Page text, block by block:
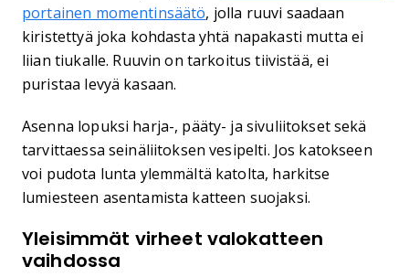
portainen momentinsäätö, jolla ruuvi saadaan
kiristettyä joka kohdasta yhtä napakasti mutta ei
liian tiukalle. Ruuvin on tarkoitus tiivistää, ei
puristaa levyä kasaan.
Asenna lopuksi harja-, pääty- ja sivuliitokset sekä
tarvittaessa seinäliitoksen vesipelti. Jos katokseen
voi pudota lunta ylemmältä katolta, harkitse
lumiesteen asentamista katteen suojaksi.
Yleisimmät virheet valokatteen
vaihdossa